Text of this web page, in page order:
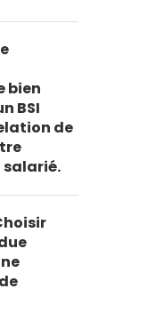
bien
BSI
de
salarié.